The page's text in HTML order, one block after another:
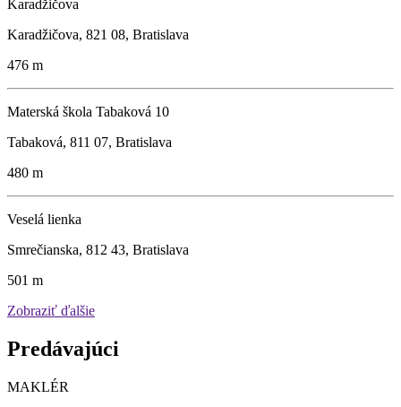
Karadžičova
Karadžičova, 821 08, Bratislava
476 m
Materská škola Tabaková 10
Tabaková, 811 07, Bratislava
480 m
Veselá lienka
Smrečianska, 812 43, Bratislava
501 m
Zobraziť ďalšie
Predávajúci
MAKLÉR